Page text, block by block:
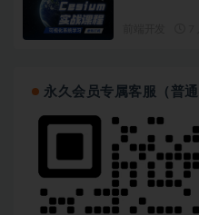
永久会员专属客服（普